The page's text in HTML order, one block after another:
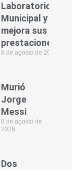
Laboratorio
Municipal y
mejora sus
prestaciones
8 de agosto de 2026
Murió
Jorge
Messi
8 de agosto de
2026
Dos